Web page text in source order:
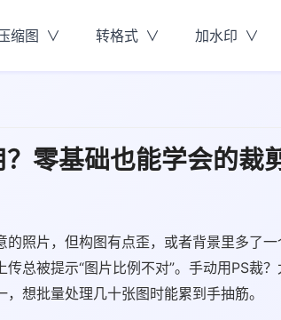
缩图 转格式 加水印
零基础也能学会的裁
照片，但构图有点歪，或者背景里多了
总被提示“图片比例不对”。手动用PS裁
想批量处理几十张图时能累到手抽筋。